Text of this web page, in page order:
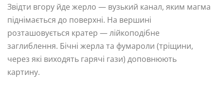
Звідти вгору йде жерло — вузький канал, яким магма
піднімається до поверхні. На вершині
розташовується кратер — лійкоподібне
заглиблення. Бічні жерла та фумароли (тріщини,
через які виходять гарячі гази) доповнюють
картину.